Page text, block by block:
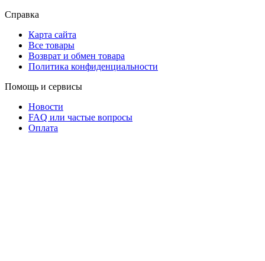
Справка
Карта сайта
Все товары
Возврат и обмен товара
Политика конфиденциальности
Помощь и сервисы
Новости
FAQ или частые вопросы
Оплата